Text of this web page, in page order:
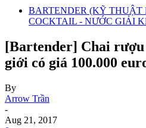
BARTENDER (KỸ THUẬT
COCKTAIL - NƯỚC GIẢI
[Bartender] Chai
giới có giá 100.000
By
Arrow Trần
-
Aug 21, 2017